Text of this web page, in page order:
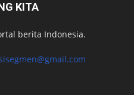
KITA
berita Indonesia.